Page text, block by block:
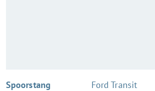
Spoorstang
:Ford Transit